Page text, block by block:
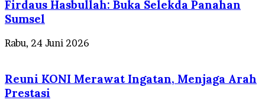
Firdaus Hasbullah: Buka Selekda Panahan
Sumsel
Rabu, 24 Juni 2026
Reuni KONI Merawat Ingatan, Menjaga Arah
Prestasi